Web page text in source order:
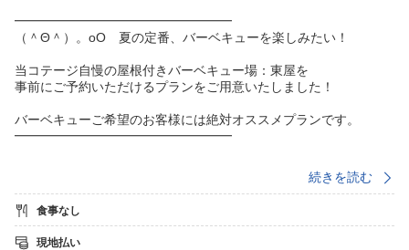
━━━━━━━━━━━━━━━━━
（＾Θ＾）。oO 夏の定番、バーベキューを楽しみたい！
当コテージ自慢の屋根付きバーベキュー場：東屋を
事前にご予約いただけるプランをご用意いたしました！
バーベキューご希望のお客様には絶対オススメプランです。
━━━━━━━━━━━━━━━━━
◇宿泊料金について
当プランにはＢＢＱテーブル使用代が含まれておりません。
現地にて、別途１テーブルにつき2，000円（税込）頂きます。
続きを読む
食事なし
現地払い